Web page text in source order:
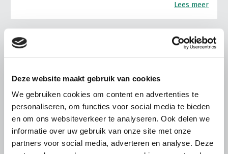
Deze website maakt gebruik van cookies
We gebruiken cookies om content en advertenties te
personaliseren, om functies voor social media te bieden
en om ons websiteverkeer te analyseren. Ook delen we
informatie over uw gebruik van onze site met onze
partners voor social media, adverteren en analyse. Deze
Lees meer